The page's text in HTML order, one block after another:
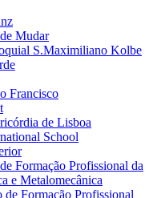
Mudar
S.Maximiliano Kolbe
Francisco
de Lisboa
School
Formação Profissional da
e Metalomecânica
Formação Profissional